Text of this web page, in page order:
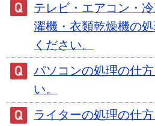
テレビ・エアコン・
濯機・衣類乾燥機の
ください。
パソコンの処理の仕
い。
ライターの処理の仕